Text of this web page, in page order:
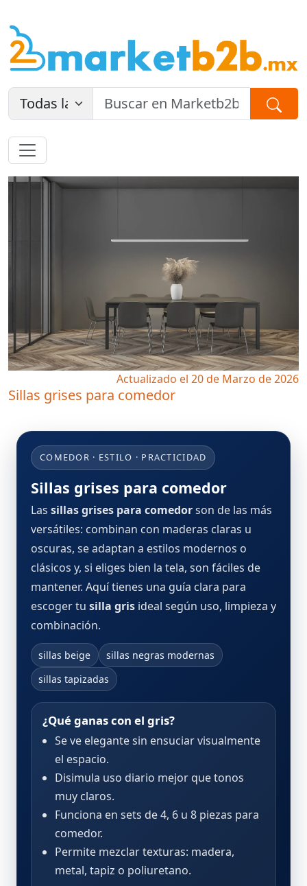
Actualizado el 20 de Marzo de 2026
Sillas grises para comedor
COMEDOR · ESTILO · PRACTICIDAD
Sillas grises para comedor
Las sillas grises para comedorson de las más
versátiles: combinan con maderas claras u
oscuras, se adaptan a estilos modernos o
clásicos y, si eliges bien la tela, son fáciles de
mantener. Aquí tienes una guía clara para
escoger tu silla gris ideal según uso, limpieza y
combinación.
sillas beige
sillas negras modernas
sillas tapizadas
¿Qué ganas con el gris?
Se ve elegante sin ensuciar visualmente
el espacio.
Disimula uso diario mejor que tonos
muy claros.
Funciona en sets de 4, 6 u 8 piezas para
comedor.
Permite mezclar texturas: madera,
metal, tapiz o poliuretano.